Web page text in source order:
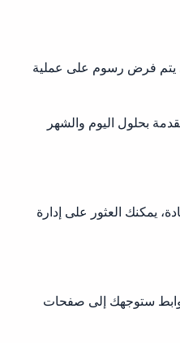
يتم فرض رسوم على عملية
بحلول اليوم والشهر
يمكنك العثور على إدارة
روابط ستوجهك إلى صفحات